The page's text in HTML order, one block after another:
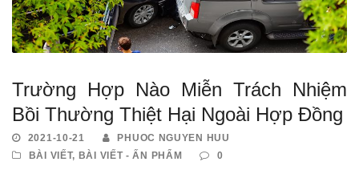
Trường Hợp Nào Miễn Trách Nhiệm
Bồi Thường Thiệt Hại Ngoài Hợp Đồng
2021-10-21
PHUOC NGUYEN HUU
BÀI VIẾT, BÀI VIẾT - ẤN PHẨM 0